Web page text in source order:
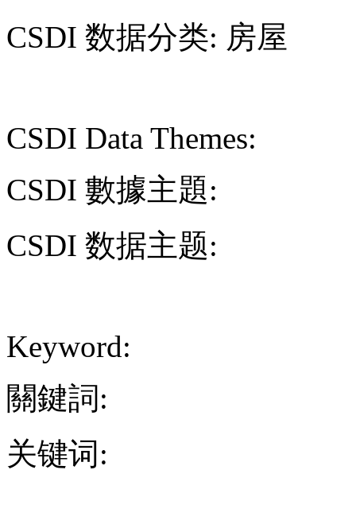
CSDI 数据分类: 房屋
CSDI Data Themes:
CSDI 數據主題:
CSDI 数据主题:
Keyword:
關鍵詞:
关键词: